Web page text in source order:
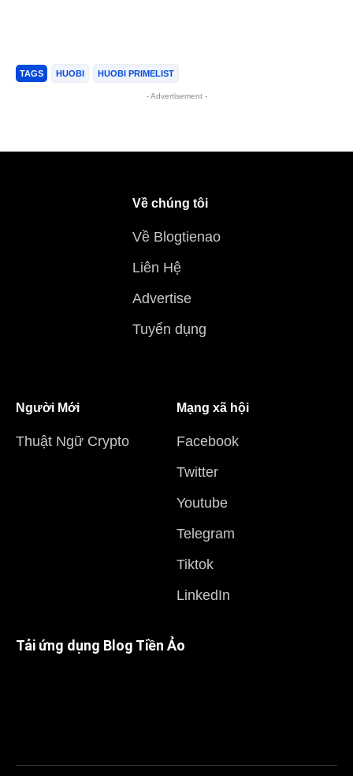
TAGS HUOBI HUOBI PRIMELIST
- Advertisement -
Về chúng tôi
Về Blogtienao
Liên Hệ
Advertise
Tuyển dụng
Người Mới
Thuật Ngữ Crypto
Mạng xã hội
Facebook
Twitter
Youtube
Telegram
Tiktok
LinkedIn
Tải ứng dụng Blog Tiền Ảo